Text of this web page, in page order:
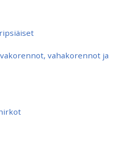
vahakorennot ja